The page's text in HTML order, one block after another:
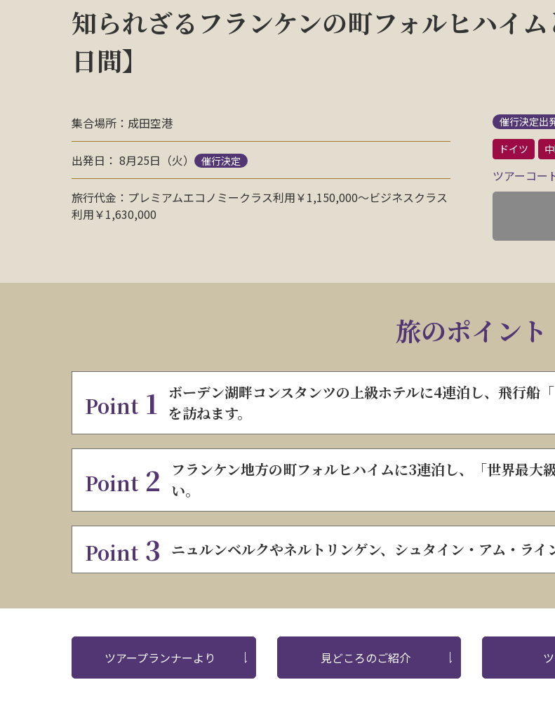
知られざるフランケンの町フォルヒハイ
日間】
集合場所：成田空港
出発日： 8月25日（火） 催行決定
旅行代金：プレミアムエコノミークラス利用￥1,150,000〜ビジネスクラス
利用￥1,630,000
催行決定出
ドイツ
ツアーコー
旅のポイント
Point 1
ボーデン湖畔コンスタンツの上級ホテルに4連泊し、飛行船
を訪ねます。
Point 2
フランケン地方の町フォルヒハイムに3連泊し、「世界最大
い。
Point 3 ニュルンベルクやネルトリンゲン、シュタイン・アム・ライ
ツアープランナーより 見どころのご紹介